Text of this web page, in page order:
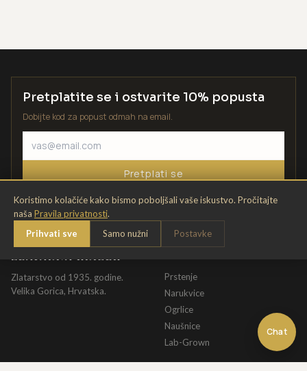
Chat
Koristimo kolačiće kako bismo poboljšali vaše iskustvo. Pročitajte
naša Pravila privatnosti.
Prihvati sve
Samo nužni Postavke
Pretplatite se i ostvarite 10% popusta
Dobijte kod za popust odmah na email.
Pretplati se
Zlatarstvo od 1935. godine.
Velika Gorica, Hrvatska.
Prstenje
Narukvice
Ogrlice
Naušnice
Lab-Grown